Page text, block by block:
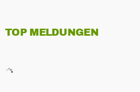
TOP MELDUNGEN